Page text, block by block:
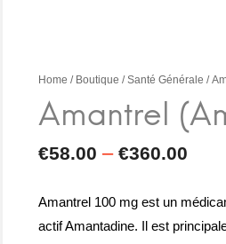
Home / Boutique /Santé Générale /
Amantrel 100 mg est un
actif Amantadine. Il est